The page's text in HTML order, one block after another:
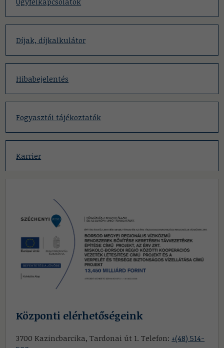
Díjak, díjkalkulátor
Hibabejelentés
Fogyasztói tájékoztatók
Karrier
Központi elérhetőségeink
3700 Kazincbarcika, Tardonai út 1. Telefon: +(48) 514-